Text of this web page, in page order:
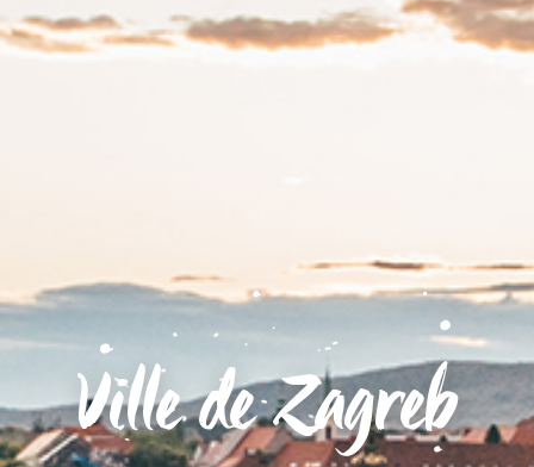
Ville de Zagreb